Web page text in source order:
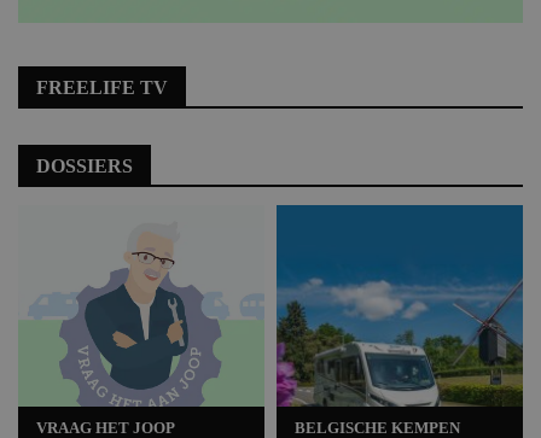
FREELIFE TV
DOSSIERS
VRAAG HET JOOP BELGISCHE KEMPEN